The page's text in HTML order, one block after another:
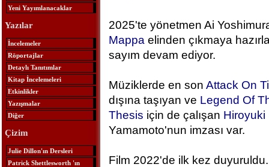
Yeni Yayımlanacaklar
Yazılar
İncelemeler
Röportajlar
Detaylı Tanıtımlar
Kitap İncelemeleri
Etkinlikler
Yazışmalar
Diğer
Çizim
Julie Dillon'ın Dersleri
Patrick Shettlesworth 'ın
2025'te yönetmen Ai
Mappa elinden çıkmaya
sayım devam ediyor.
Müziklerde en son Attack On
dışına taşıyan ve Legend Of
Thesis için de çalışan Hiroyuki
Yamamoto'nun imzası var.
Film 2022'de ilk kez